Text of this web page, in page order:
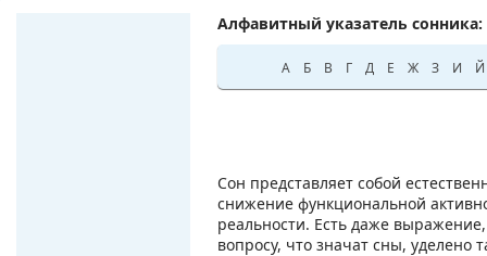
Алфавитный указатель сонника:
А Б В Г Д Е Ж З И Й
Сон представляет собой
снижение функциональной
реальности. Есть даже
вопросу, что значат сны, уделено